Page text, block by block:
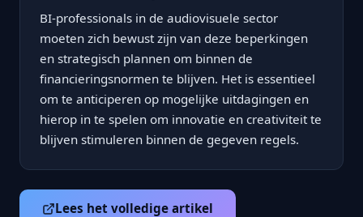
BI-professionals in de audiovisuele sector
moeten zich bewust zijn van deze beperkingen
en strategisch plannen om binnen de
financieringsnormen te blijven. Het is essentieel
om te anticiperen op mogelijke uitdagingen en
hierop in te spelen om innovatie en creativiteit te
blijven stimuleren binnen de gegeven regels.
Lees het volledige artikel